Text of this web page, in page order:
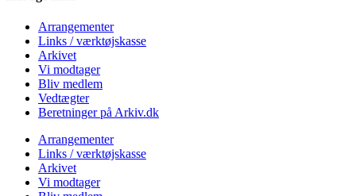
Arrangementer
Links / værktøjskasse
Arkivet
Vi modtager
Bliv medlem
Vedtægter
Beretninger på Arkiv.dk
Arrangementer
Links / værktøjskasse
Arkivet
Vi modtager